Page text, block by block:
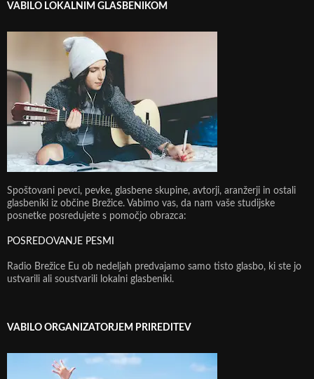
VABILO LOKALNIM GLASBENIKOM
Spoštovani pevci, pevke, glasbene skupine, avtorji, aranžerji in ostali
glasbeniki iz občine Brežice. Vabimo vas, da nam vaše studijske
posnetke posredujete s pomočjo obrazca:
POSREDOVANJE PESMI
Radio Brežice Eu ob nedeljah predvajamo samo tisto glasbo, ki ste jo
ustvarili ali soustvarili lokalni glasbeniki.
VABILO ORGANIZATORJEM PRIREDITEV